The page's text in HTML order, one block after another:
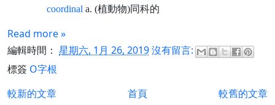
coordinal a. (植動物)同科的
Read more »
編輯時間： 星期六, 1月 26, 2019沒有留言:
標簽 O字根
較新的文章
較舊的文章
首頁